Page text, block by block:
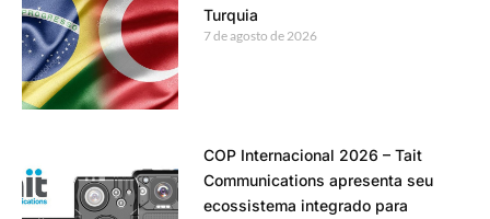
Turquia
7 de agosto de 2026
COP Internacional 2026 – Tait
Communications apresenta seu
ecossistema integrado para